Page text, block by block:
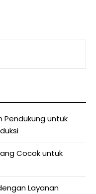
Pendukung untuk
Cocok untuk
Layanan